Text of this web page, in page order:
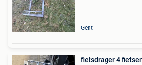
Gent
fietsdrager 4 fietsen